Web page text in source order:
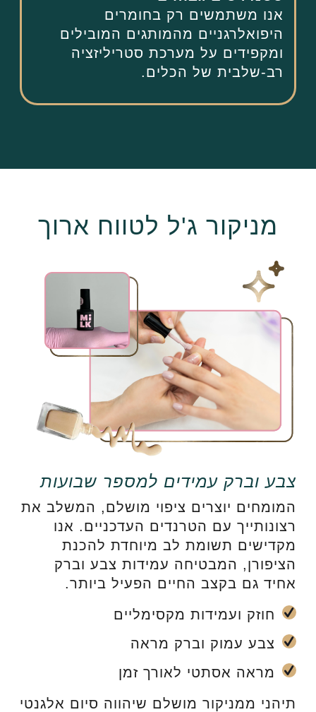
אנו משתמשים רק בחומרים
היפואלרגניים מהמותגים המובילים
ומקפידים על מערכת סטריליזציה
רב-שלבית של הכלים.
מניקור ג'ל לטווח ארוך
צבע וברק עמידים למספר שבועות
המומחים יוצרים ציפוי מושלם, המשלב את
רצונותייך עם הטרנדים העדכניים. אנו
מקדישים תשומת לב מיוחדת להכנת
הציפורן, המבטיחה עמידות צבע וברק
אחיד גם בקצב החיים הפעיל ביותר.
חוזק ועמידות מקסימליים
צבע עמוק וברק מראה
מראה אסתטי לאורך זמן
תיהני ממניקור מושלם שיהווה סיום אלגנטי